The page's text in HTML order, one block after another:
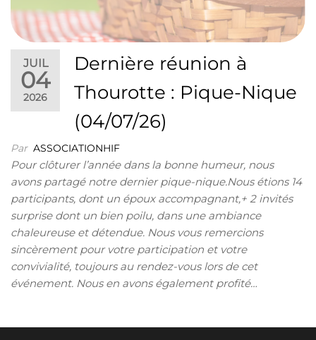
JUIL
04
2026
Dernière réunion à
Thourotte : Pique-Nique
(04/07/26)
Par ASSOCIATIONHIF
Pour clôturer l’année dans la bonne humeur, nous
avons partagé notre dernier pique-nique.Nous étions 14
participants, dont un époux accompagnant,+ 2 invités
surprise dont un bien poilu, dans une ambiance
chaleureuse et détendue. Nous vous remercions
sincèrement pour votre participation et votre
convivialité, toujours au rendez-vous lors de cet
événement. Nous en avons également profité…